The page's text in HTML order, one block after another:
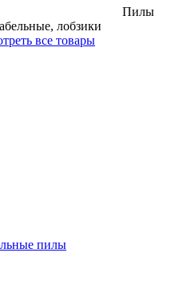
Пилы
лобзики
все товары
пилы